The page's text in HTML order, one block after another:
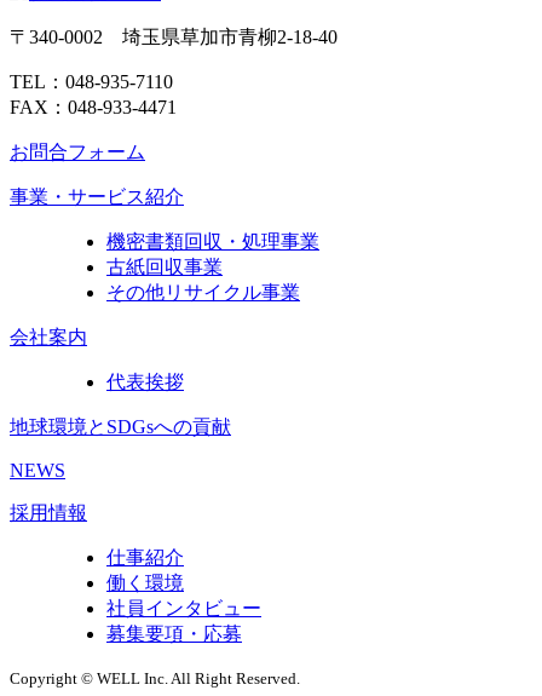
〒340-0002 埼玉県草加市青柳2-18-40
TEL：048-935-7110
FAX：048-933-4471
お問合フォーム
事業・サービス紹介
機密書類回収・処理事業
古紙回収事業
その他リサイクル事業
会社案内
代表挨拶
地球環境とSDGsへの貢献
NEWS
採用情報
仕事紹介
働く環境
社員インタビュー
募集要項・応募
Copyright © WELL Inc. All Right Reserved.